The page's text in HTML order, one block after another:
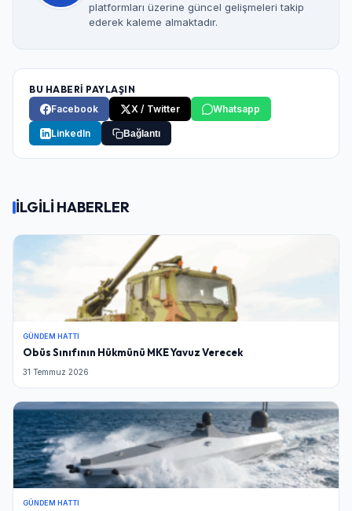
platformları üzerine güncel gelişmeleri takip
ederek kaleme almaktadır.
BU HABERİ PAYLAŞIN
Facebook
X / Twitter Whatsapp
LinkedIn Bağlantı
İLGİLİ HABERLER
GÜNDEM HATTI
Obüs Sınıfının Hükmünü MKE Yavuz Verecek
31 Temmuz 2026
GÜNDEM HATTI